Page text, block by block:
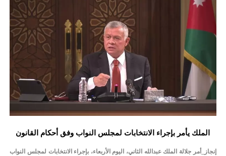
الملك يأمر بإجراء الانتخابات لمجلس النواب وفق أحكام القانون
إنجاز_أمر جلالة الملك عبدالله الثاني، اليوم الأربعاء، بإجراء الانتخابات لمجلس النواب